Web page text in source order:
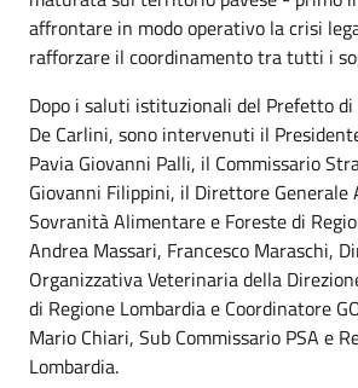
affrontare in modo operativo la crisi
rafforzare il coordinamento tra tutti i
Dopo i saluti istituzionali del Prefetto di
De Carlini, sono intervenuti il
Pavia Giovanni Palli, il Commissario
Giovanni Filippini, il Direttore Generale
Sovranità Alimentare e Foreste di
Andrea Massari, Francesco Maraschi,
Organizzativa Veterinaria della
di Regione Lombardia e Coordinatore
Mario Chiari, Sub Commissario PSA e
Lombardia.